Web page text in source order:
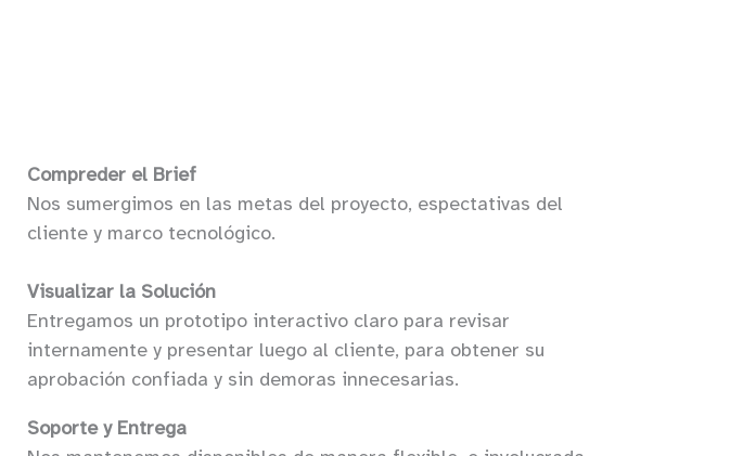
Compreder el Brief
Nos sumergimos en las metas del proyecto, espectativas del
cliente y marco tecnológico.
Visualizar la Solución
Entregamos un prototipo interactivo claro para revisar
internamente y presentar luego al cliente, para obtener su
aprobación confiada y sin demoras innecesarias.
Soporte y Entrega